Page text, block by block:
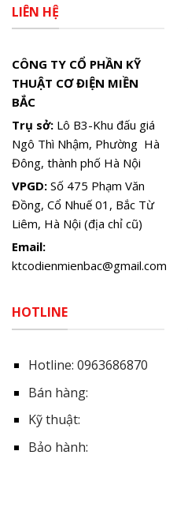
LIÊN HỆ
CÔNG TY CỔ PHẦN KỸ
THUẬT CƠ ĐIỆN MIỀN
BẮC
Trụ sở: Lô B3-Khu đấu giá
Ngô Thì Nhậm, Phường Hà
Đông, thành phố Hà Nội
VPGD: Số 475 Phạm Văn
Đồng, Cổ Nhuế 01, Bắc Từ
Liêm, Hà Nội (địa chỉ cũ)
Email:
ktcodienmienbac@gmail.com
HOTLINE
Hotline: 0963686870
Bán hàng:
Kỹ thuật:
Bảo hành: